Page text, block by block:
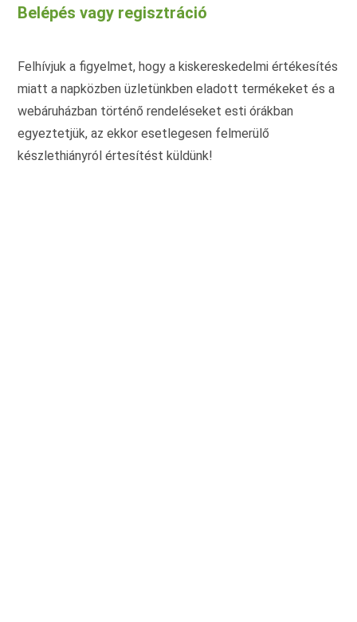
Belépés vagy regisztráció
Felhívjuk a figyelmet, hogy a kiskereskedelmi értékesítés
miatt a napközben üzletünkben eladott termékeket és a
webáruházban történő rendeléseket esti órákban
egyeztetjük, az ekkor esetlegesen felmerülő
készlethiányról értesítést küldünk!